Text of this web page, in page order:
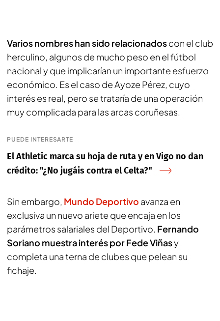
Varios nombres han sido relacionadoscon el club
herculino, algunos de mucho peso en el fútbol
nacional y que implicarían un importante esfuerzo
económico. Es el caso de Ayoze Pérez, cuyo
interés es real, pero se trataría de una operación
muy complicada para las arcas coruñesas.
PUEDE INTERESARTE
El Athletic marca su hoja de ruta y en Vigo no dan
crédito: "¿No jugáis contra el Celta?"
Sin embargo, Mundo Deportivo avanza en
exclusiva un nuevo ariete que encaja en los
parámetros salariales del Deportivo. Fernando
Soriano muestra interés por Fede Viñasy
completa una terna de clubes que pelean su
fichaje.